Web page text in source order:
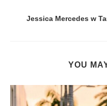
Jessica Mercedes w
YOU